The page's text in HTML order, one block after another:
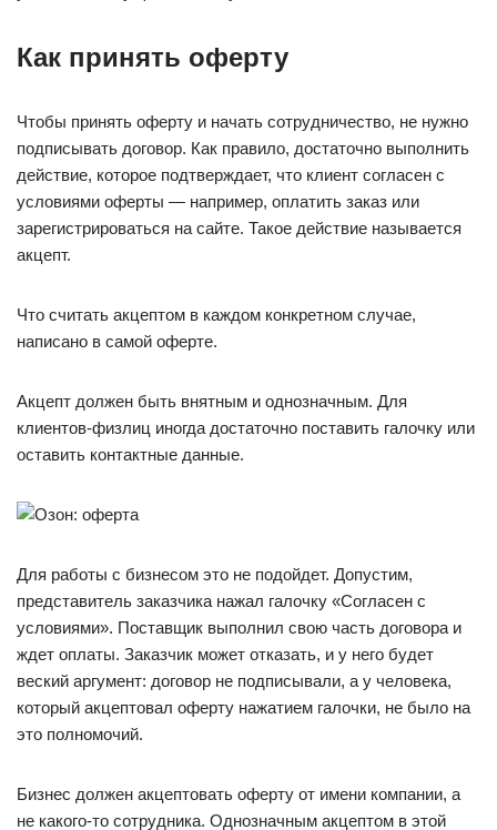
Как принять оферту
Чтобы принять оферту и начать сотрудничество, не нужно
подписывать договор. Как правило, достаточно выполнить
действие, которое подтверждает, что клиент согласен с
условиями оферты — например, оплатить заказ или
зарегистрироваться на сайте. Такое действие называется
акцепт.
Что считать акцептом в каждом конкретном случае,
написано в самой оферте.
Акцепт должен быть внятным и однозначным. Для
клиентов-физлиц иногда достаточно поставить галочку или
оставить контактные данные.
Для работы с бизнесом это не подойдет. Допустим,
представитель заказчика нажал галочку «Согласен с
условиями». Поставщик выполнил свою часть договора и
ждет оплаты. Заказчик может отказать, и у него будет
веский аргумент: договор не подписывали, а у человека,
который акцептовал оферту нажатием галочки, не было на
это полномочий.
Бизнес должен акцептовать оферту от имени компании, а
не какого-то сотрудника. Однозначным акцептом в этой